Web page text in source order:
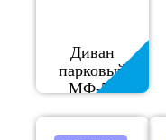
Диван
парковый
МФ-58